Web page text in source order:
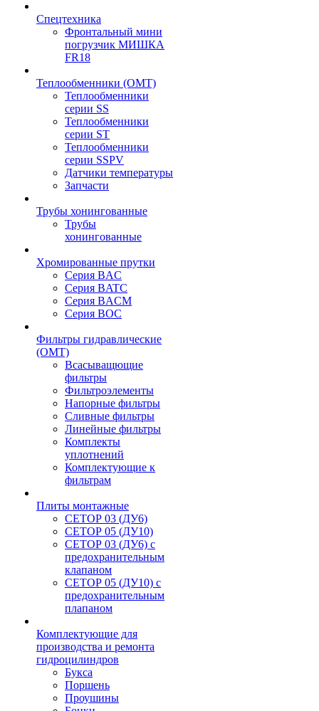
Спецтехника
Фронтальный мини
погрузчик МИШКА
FR18
Теплообменники (OMT)
Теплообменники
серии SS
Теплообменники
серии ST
Теплообменники
серии SSPV
Датчики температуры
Запчасти
Трубы хонингованные
Трубы
хонингованные
Хромированные прутки
Серия BAC
Серия BATC
Серия BACM
Серия BOC
Фильтры гидравлические
(OMT)
Всасыващющие
фильтры
Фильтроэлементы
Напорные фильтры
Сливные фильтры
Линейные фильтры
Комплекты
уплотнений
Комплектующие к
фильтрам
Плиты монтажные
CЕТОР 03 (ДУ6)
CЕТОР 05 (ДУ10)
CЕТОР 03 (ДУ6) с
предохранительным
клапаном
CЕТОР 05 (ДУ10) с
предохранительным
плапаном
Комплектующие для
производства и ремонта
гидроцилиндров
Букса
Поршень
Проушины